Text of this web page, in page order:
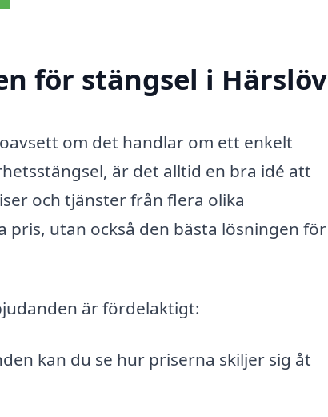
för stängsel i Härslöv
om det handlar om ett enkelt
är det alltid en bra idé att
och tjänster från flera olika
utan också den bästa lösningen för
är fördelaktigt:
kan du se hur priserna skiljer sig åt